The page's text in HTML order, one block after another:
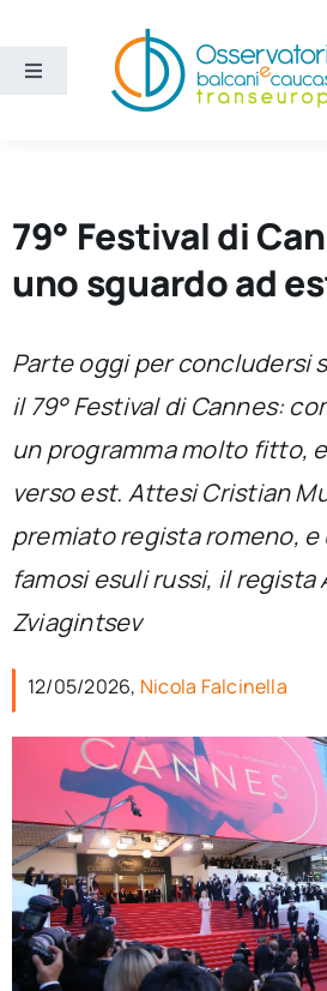
contenuto
Toggle
Ricerca e divulgazione
Sezioni
Chi siamo
per:
Newsletter
Ita
79° Festival di
uno sguardo ad
Parte oggi per concludersi
il 79° Festival di Cannes:
un programma molto fitto,
verso est. Attesi Cristian
premiato regista romeno, e
famosi esuli russi, il regista
Zviagintsev
12/05/2026, Nicola Falcinella